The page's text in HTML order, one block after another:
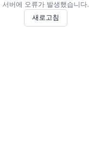
서버에 오류가 발생했습니다.
새로고침